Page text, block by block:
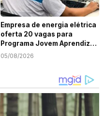
Empresa de energia elétrica
oferta 20 vagas para
Programa Jovem Aprendiz
em Sergipe
05/08/2026